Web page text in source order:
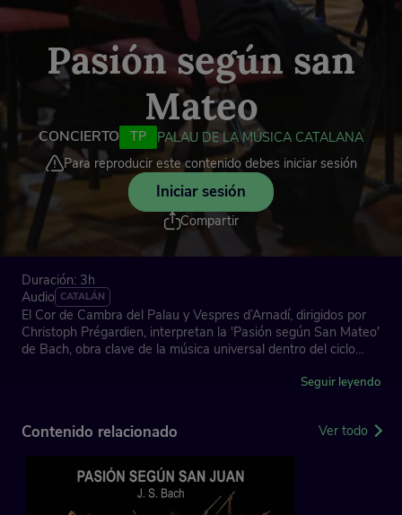
Pasión según san
Mateo
CONCIERTO TP
PALAU DE LA MÚSICA CATALANA
Para reproducir este contenido debes iniciar sesión
Iniciar sesión
Compartir
Duración: 3h
Audio CATALÁN
El Cor de Cambra del Palau y Vespres d’Arnadí, dirigidos por
Christoph Prégardien, interpretan la 'Pasión según San Mateo'
de Bach, obra clave de la música universal dentro del ciclo
J. S. Bach: 'Pasión según san Mateo', BWV 244
David Fischer, tenor. Evangelista
Pau Armengol, barítono. Jesús
Mercedes Gancedo, soprano. Ancilla I, Uxor Pilati
Seguir leyendo
Contenido relacionado Ver todo